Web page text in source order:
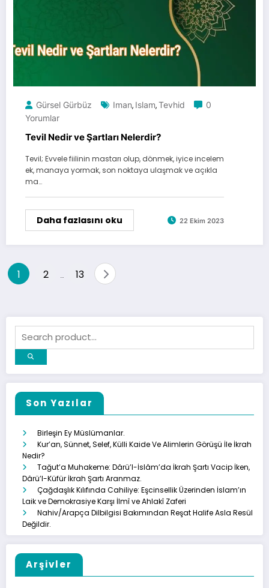
Gürsel Gürbüz Iman, Islam,Tevhid
0
Yorumlar
Tevil Nedir ve Şartları Nelerdir?
Tevil; Evvele fiilinin mastarı olup, dönmek, iyice incelem
ek, manaya yormak, son noktaya ulaşmak ve açıkla
ma…
Daha fazlasını oku 22 Ekim 2023
Yazı
1 2 … 13
Son Yazılar
Birleşin Ey Müslümanlar.
Kur’an, Sünnet, Selef, Külli Kaide Ve Alimlerin Görüşü İle İkrah
Nedir?
Tağut’a Muhakeme: Dârü’l-İslâm’da İkrah Şartı Vacip İken,
Dârü’l-Küfür İkrah Şartı Aranmaz.
Çağdaşlık Kılıfında Cahiliye: Eşcinsellik Üzerinden İslam’ın
Laik ve Demokrasiye Karşı İlmî ve Ahlakî Zaferi
Nahiv/Arapça Dilbilgisi Bakımından Reşat Halife Asla Resül
Değildir.
Arşivler